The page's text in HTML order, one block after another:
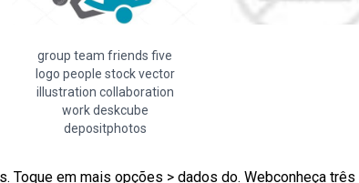
group team friends five
logo people stock vector
illustration collaboration
work deskcube
depositphotos
Toque em mais opções > dados do. Webconheça três